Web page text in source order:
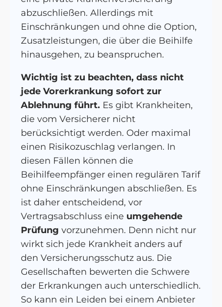
abzuschließen. Allerdings mit
Einschränkungen und ohne die Option,
Zusatzleistungen, die über die Beihilfe
hinausgehen, zu beanspruchen.
Wichtig ist zu beachten, dass nicht
jede Vorerkrankung sofort zur
Ablehnung führt. Es gibt Krankheiten,
die vom Versicherer nicht
berücksichtigt werden. Oder maximal
einen Risikozuschlag verlangen. In
diesen Fällen können die
Beihilfeempfänger einen regulären Tarif
ohne Einschränkungen abschließen. Es
ist daher entscheidend, vor
Vertragsabschluss eine umgehende
Prüfung vorzunehmen. Denn nicht nur
wirkt sich jede Krankheit anders auf
den Versicherungsschutz aus. Die
Gesellschaften bewerten die Schwere
der Erkrankungen auch unterschiedlich.
So kann ein Leiden bei einem Anbieter